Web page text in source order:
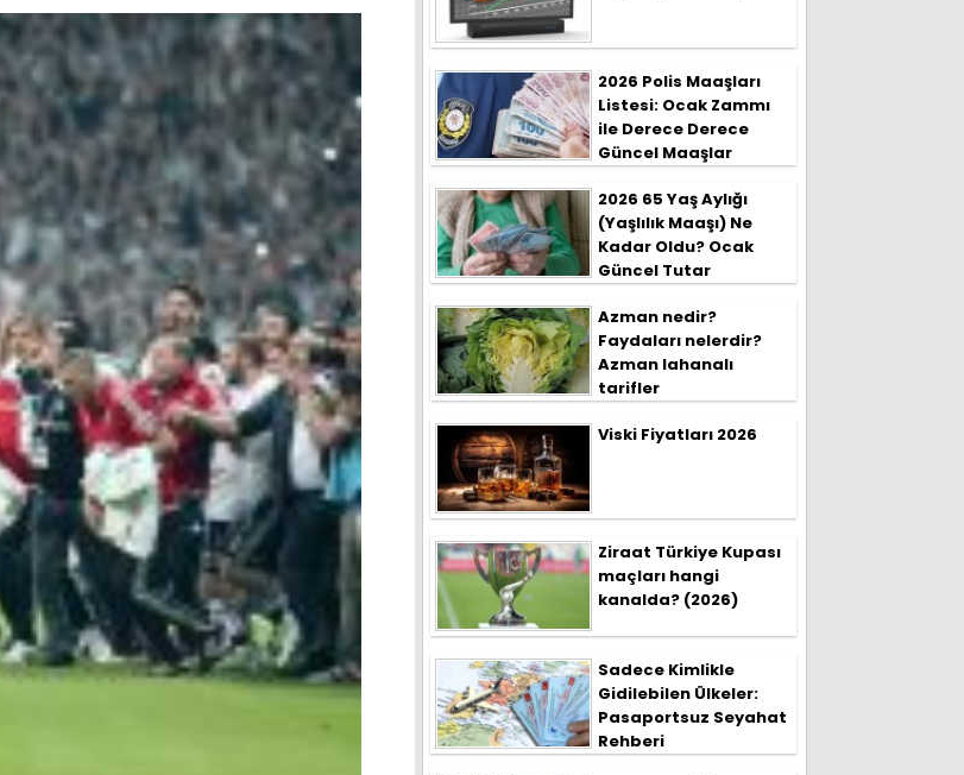
2026 Polis Maaşları
Listesi: Ocak Zammı
ile Derece Derece
Güncel Maaşlar
2026 65 Yaş Aylığı
(Yaşlılık Maaşı) Ne
Kadar Oldu? Ocak
Güncel Tutar
Azman nedir?
Faydaları nelerdir?
Azman lahanalı
tarifler
Viski Fiyatları 2026
Ziraat Türkiye Kupası
maçları hangi
kanalda? (2026)
Sadece Kimlikle
Gidilebilen Ülkeler:
Pasaportsuz Seyahat
Rehberi